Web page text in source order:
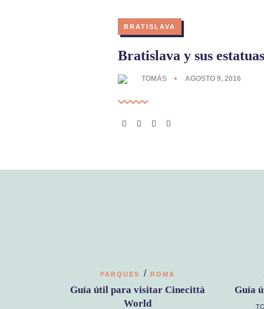
BRATISLAVA
Bratislava y sus estatuas
TOMÁS AGOSTO 9, 2016
PARQUES / ROMA
Guía útil para visitar Cinecittà
World
Guía